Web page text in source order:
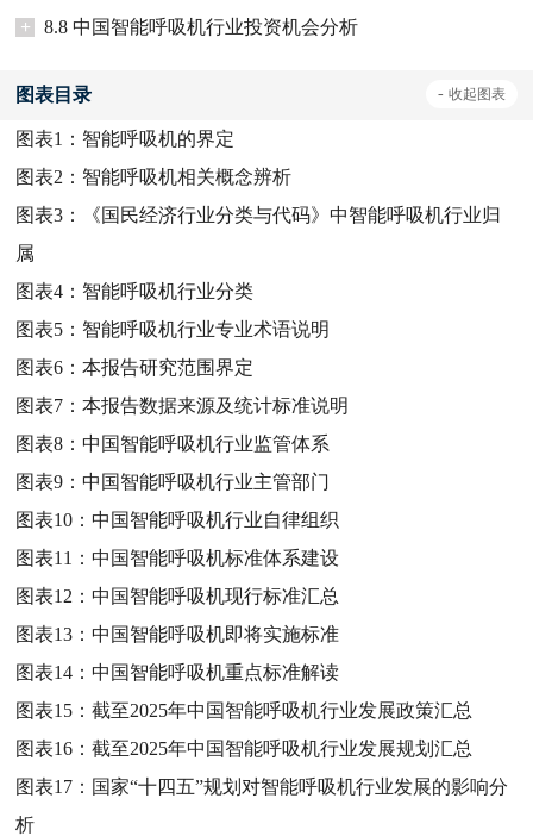
+
8.8 中国智能呼吸机行业投资机会分析
图表目录 - 收起图表
图表1： 智能呼吸机的界定
图表2： 智能呼吸机相关概念辨析
图表3：
《国民经济行业分类与代码》中智能呼吸机行业归
属
图表4： 智能呼吸机行业分类
图表5： 智能呼吸机行业专业术语说明
图表6：本报告研究范围界定
图表7：本报告数据来源及统计标准说明
图表8：中国智能呼吸机行业监管体系
图表9：中国智能呼吸机行业主管部门
图表10：中国智能呼吸机行业自律组织
图表11：中国智能呼吸机标准体系建设
图表12：中国智能呼吸机现行标准汇总
图表13：中国智能呼吸机即将实施标准
图表14：中国智能呼吸机重点标准解读
图表15：截至2025年中国智能呼吸机行业发展政策汇总
图表16：截至2025年中国智能呼吸机行业发展规划汇总
图表17： 国家“十四五”规划对智能呼吸机行业发展的影响分
析